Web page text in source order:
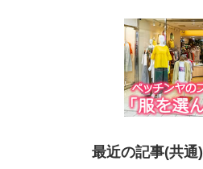
最近の記事(共通)